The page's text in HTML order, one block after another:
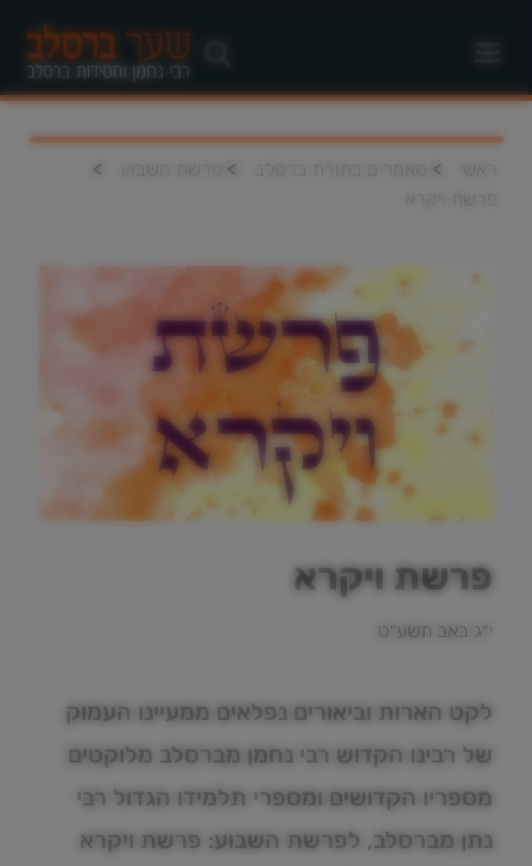
>
>
>
פרשת ויקרא
י״ג באב תשע״ט
לקט הארות וביאורים נפלאים ממעיינו העמוק
של רבינו הקדוש רבי נחמן מברסלב מלוקטים
מספריו הקדושים ומספרי תלמידו הגדול רבי
נתן מברסלב, לפרשת השבוע: פרשת ויקרא